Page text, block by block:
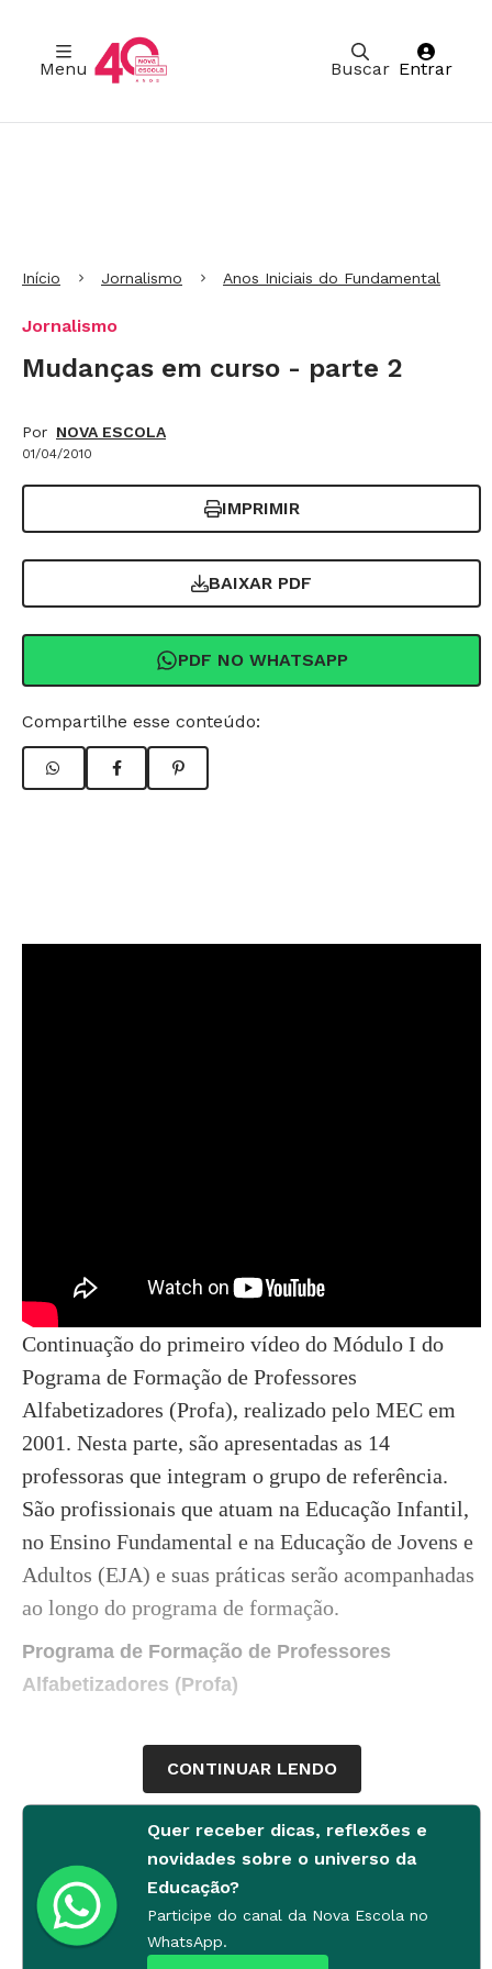
Buscar
Menu Entrar
Início Jornalismo Anos Iniciais do Fundamental
Jornalismo
Mudanças em curso - parte 2
Por NOVA ESCOLA
01/04/2010
IMPRIMIR
BAIXAR PDF
PDF NO WHATSAPP
Compartilhe esse conteúdo:
Continuação do primeiro vídeo do Módulo I do
Pograma de Formação de Professores
Alfabetizadores (Profa), realizado pelo MEC em
2001. Nesta parte, são apresentadas as 14
professoras que integram o grupo de referência.
São profissionais que atuam na Educação Infantil,
no Ensino Fundamental e na Educação de Jovens e
Adultos (EJA) e suas práticas serão acompanhadas
ao longo do programa de formação.
Programa de Formação de Professores
Alfabetizadores (Profa)
CONTINUAR LENDO
Quer receber dicas, reflexões e
novidades sobre o universo da
Educação?
Participe do canal da Nova Escola no
WhatsApp.